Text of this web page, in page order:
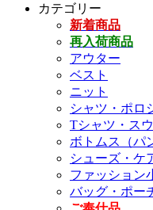
カテゴリー
新着商品
再入荷商品
アウター
ベスト
ニット
シャツ・ポロ
Tシャツ・ス
ボトムス（パ
シューズ・ケ
ファッション
バッグ・ポー